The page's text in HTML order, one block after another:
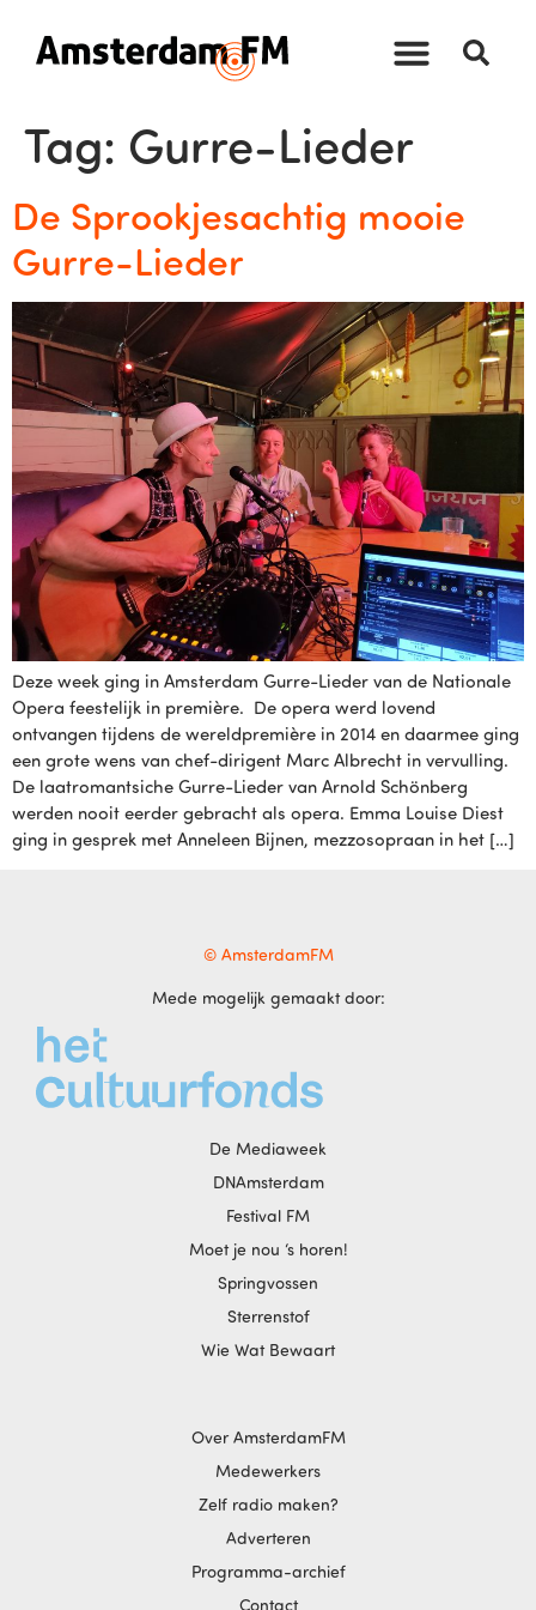
Tag: Gurre-Lieder
De Sprookjesachtig mooie
Gurre-Lieder
Deze week ging in Amsterdam Gurre-Lieder van de Nationale
Opera feestelijk in première. De opera werd lovend
ontvangen tijdens de wereldpremière in 2014 en daarmee ging
een grote wens van chef-dirigent Marc Albrecht in vervulling.
De laatromantsiche Gurre-Lieder van Arnold Schönberg
werden nooit eerder gebracht als opera. Emma Louise Diest
ging in gesprek met Anneleen Bijnen, mezzosopraan in het […]
© AmsterdamFM
Mede mogelijk gemaakt door:
De Mediaweek
DNAmsterdam
Festival FM
Moet je nou ‘s horen!
Springvossen
Sterrenstof
Wie Wat Bewaart
Over AmsterdamFM
Medewerkers
Zelf radio maken?
Adverteren
Programma-archief
Contact